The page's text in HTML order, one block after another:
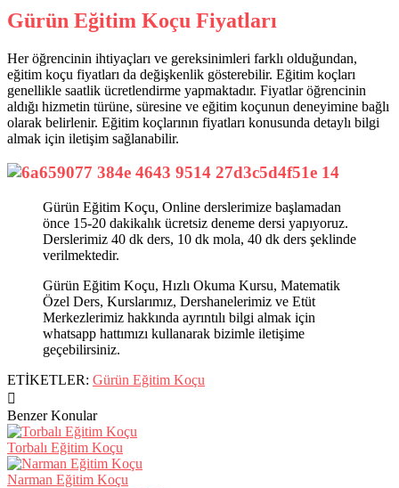
Gürün Eğitim Koçu Fiyatları
Her öğrencinin ihtiyaçları ve gereksinimleri farklı olduğundan,
eğitim koçu fiyatları da değişkenlik gösterebilir. Eğitim koçları
genellikle saatlik ücretlendirme yapmaktadır. Fiyatlar öğrencinin
aldığı hizmetin türüne, süresine ve eğitim koçunun deneyimine bağlı
olarak belirlenir. Eğitim koçlarının fiyatları konusunda detaylı bilgi
almak için iletişim sağlanabilir.
Gürün Eğitim Koçu, Online derslerimize başlamadan
önce 15-20 dakikalık ücretsiz deneme dersi yapıyoruz.
Derslerimiz 40 dk ders, 10 dk mola, 40 dk ders şeklinde
verilmektedir.
Gürün Eğitim Koçu, Hızlı Okuma Kursu, Matematik
Özel Ders, Kurslarımız, Dershanelerimiz ve Etüt
Merkezlerimiz hakkında ayrıntılı bilgi almak için
whatsapp hattımızı kullanarak bizimle iletişime
geçebilirsiniz.
ETİKETLER: Gürün Eğitim Koçu
Benzer Konular
Torbalı Eğitim Koçu
Narman Eğitim Koçu